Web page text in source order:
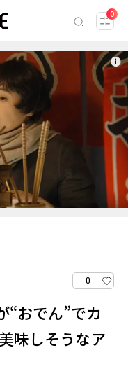
0
0
“おでん”でカ
味しそうなア